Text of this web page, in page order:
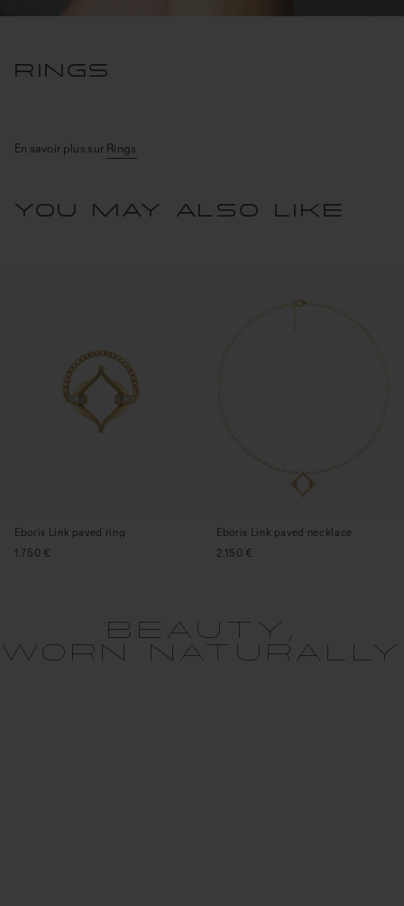
Eboris Link paved ring
Eboris Link paved necklace
2.150 €
BEAUTY,
WORN NATURALLY